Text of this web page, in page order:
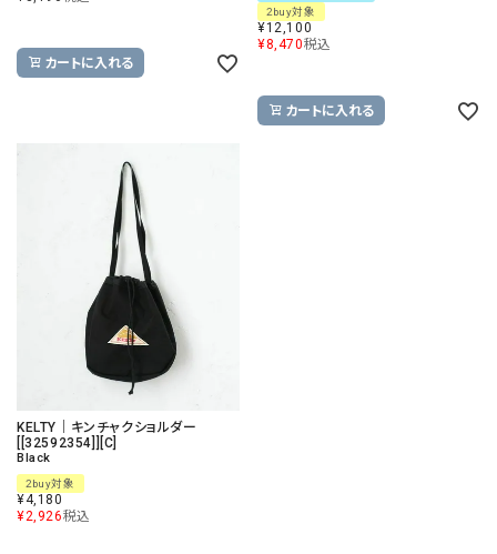
カートに入れる
2buy対象
¥12,100
¥8,470税込
カートに入れる
KELTY｜キンチャクショルダー
[[32592354]][C]
Black
2buy対象
¥4,180
¥2,926税込